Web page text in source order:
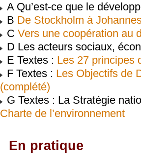
A Qu’est-ce que le
B De Stockholm à
C Vers une coopération au
D Les acteurs sociaux,
E Textes : Les 27 principes
F Textes : Les Objectifs de
(complété)
G Textes : La Stratégie
Charte de l’environnement
En pratique